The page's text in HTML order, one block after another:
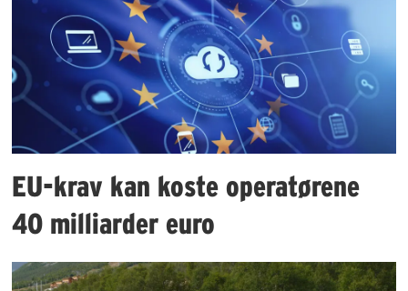
EU-krav kan koste operatørene
40 milliarder euro